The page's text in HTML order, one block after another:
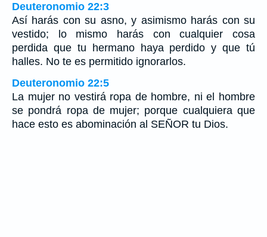
Deuteronomio 22:3
Así harás con su asno, y asimismo harás con su
vestido; lo mismo harás con cualquier cosa
perdida que tu hermano haya perdido y que tú
halles. No te es permitido ignorarlos.
Deuteronomio 22:5
La mujer no vestirá ropa de hombre, ni el hombre
se pondrá ropa de mujer; porque cualquiera que
hace esto es abominación al SEÑOR tu Dios.